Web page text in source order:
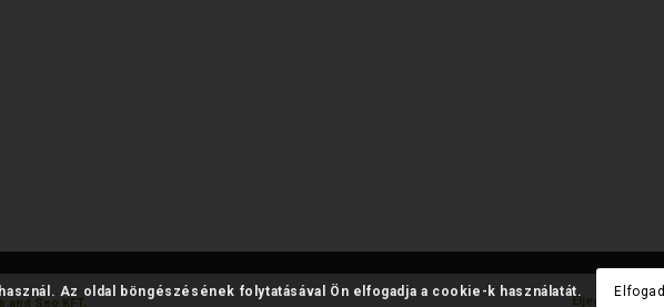
and Seo KFT. Eljegyzési gyűrű
Az oldal böngészésének folytatásával Ön elfogadja a cookie-k használatát. Elfogad